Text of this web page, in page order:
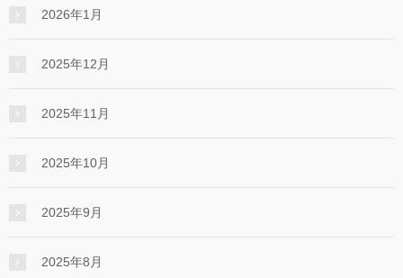
2026年1月
2025年12月
2025年11月
2025年10月
2025年9月
2025年8月